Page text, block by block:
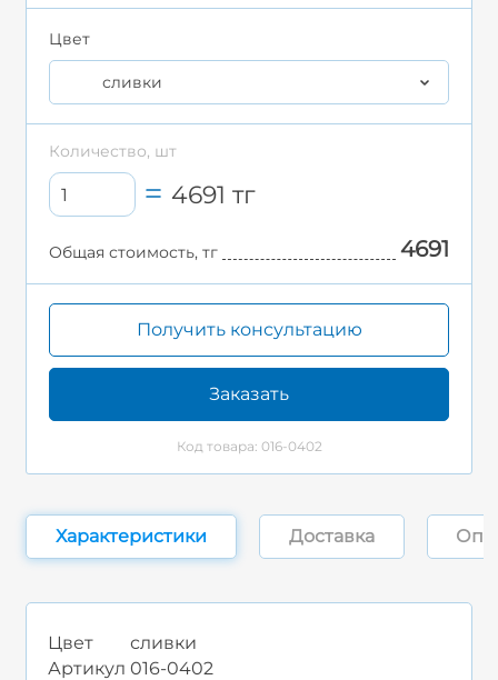
Цвет
сливки
Количество, шт
4691тг
Общая стоимость, тг 4691
Получить консультацию
Заказать
Код товара: 016-0402
Характеристики Доставка
Цвет
сливки
Артикул 016-0402